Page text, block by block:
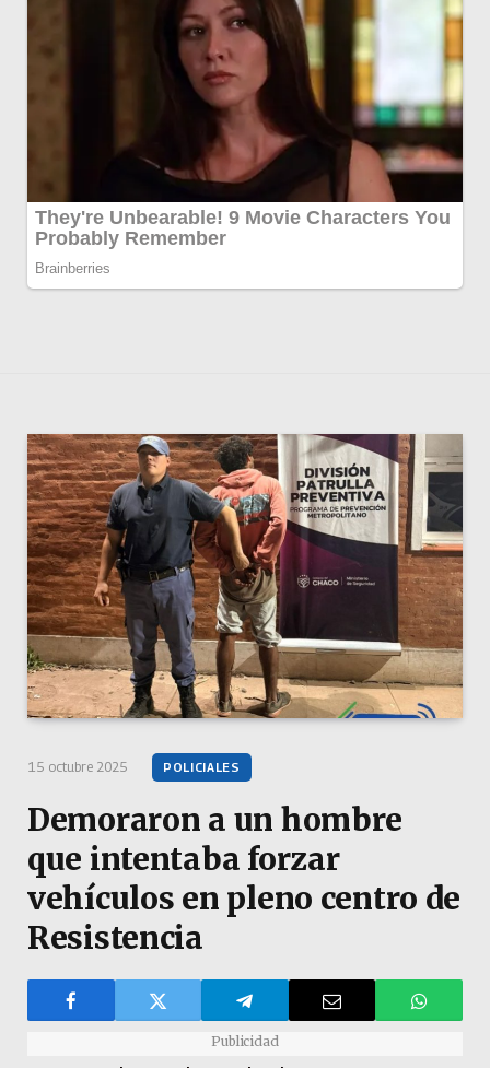
15 octubre 2025 POLICIALES
Demoraron a un hombre
que intentaba forzar
vehículos en pleno centro de
Resistencia
Publicidad